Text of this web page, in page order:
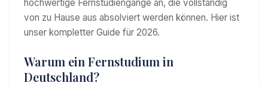
hochwertige Fernstudiengänge an, die vollständig
von zu Hause aus absolviert werden können. Hier ist
unser kompletter Guide für 2026.
Warum ein Fernstudium in
Deutschland?